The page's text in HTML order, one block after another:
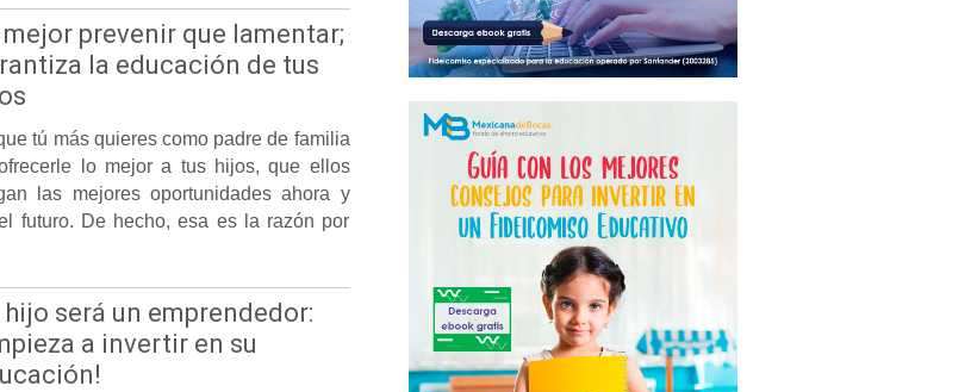
mejor prevenir que lamentar;
la educación de tus
tú más quieres como padre de familia
lo mejor a tus hijos, que ellos
las mejores oportunidades ahora y
futuro. De hecho, esa es la razón por
hijo será un emprendedor:
a invertir en su